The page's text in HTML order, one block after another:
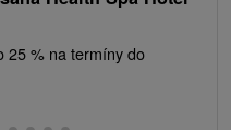
25 % na termíny do